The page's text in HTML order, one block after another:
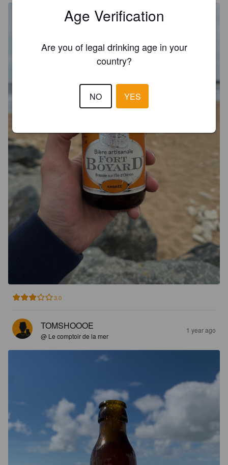
3.0
TOMSHOOOE
@ Le comptoir de la mer
1 year ago
Age Verification
Are you of legal drinking age in your
country?
NO YES